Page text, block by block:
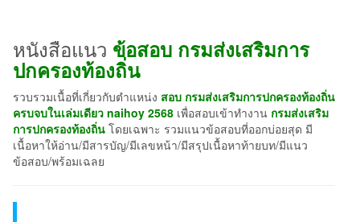
หนังสือแนว ข้อสอบ กรมส่งเสริมการ
ปกครองท้องถิ่น
รวบรวมเนื้อที่เกี่ยวกับตำแหน่ง สอบ กรมส่งเสริมการปกครองท้องถิ่น
ครบจบในเล่มเดียว naihoy 2568 เพื่อสอบเข้าทำงาน กรมส่งเสริม
การปกครองท้องถิ่น โดยเฉพาะ รวมแนวข้อสอบที่ออกบ่อยสุด มี
เนื้อหาให้อ่าน/มีสารบัญ/มีเลขหน้า/มีสรุปเนื้อหาท้ายบท/มีแนว
ข้อสอบ/พร้อมเฉลย